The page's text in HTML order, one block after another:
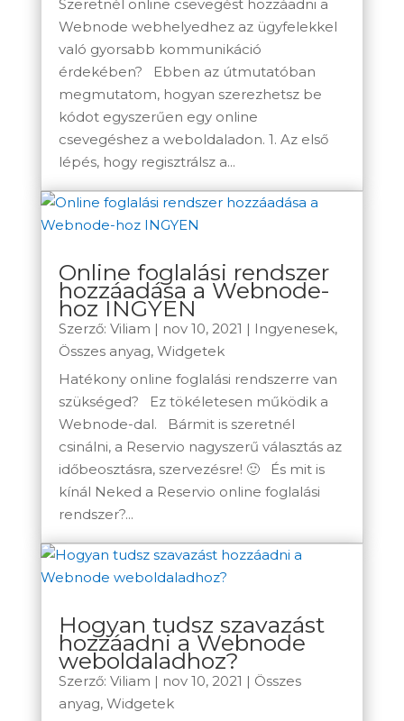
Szeretnél online csevegést hozzáadni a
Webnode webhelyedhez az ügyfelekkel
való gyorsabb kommunikáció
érdekében? Ebben az útmutatóban
megmutatom, hogyan szerezhetsz be
kódot egyszerűen egy online
csevegéshez a weboldaladon. 1. Az első
lépés, hogy regisztrálsz a...
Online foglalási rendszer
hozzáadása a Webnode-
hoz INGYEN
Szerző: Viliam | nov 10, 2021 | Ingyenesek,
Összes anyag, Widgetek
Hatékony online foglalási rendszerre van
szükséged? Ez tökéletesen működik a
Webnode-dal. Bármit is szeretnél
csinálni, a Reservio nagyszerű választás az
időbeosztásra, szervezésre! 🙂 És mit is
kínál Neked a Reservio online foglalási
rendszer?...
Hogyan tudsz szavazást
hozzáadni a Webnode
weboldaladhoz?
Szerző: Viliam | nov 10, 2021 | Összes
anyag, Widgetek